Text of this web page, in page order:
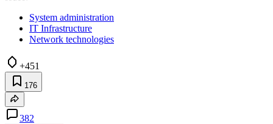
System administration
IT Infrastructure
Network technologies
+451
176
382